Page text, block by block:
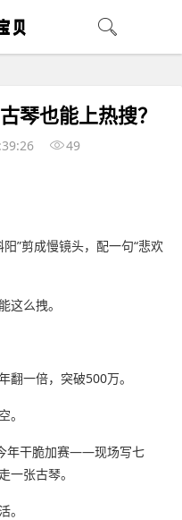
琴也能上热搜？
49
”剪成慢镜头，配一句“悲欢
这么拽。
翻一倍，突破500万。
。
年干脆加赛——现场写七
一张古琴。
。